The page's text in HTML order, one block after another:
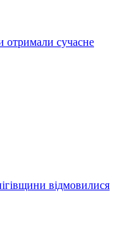
отримали сучасне
відмовилися